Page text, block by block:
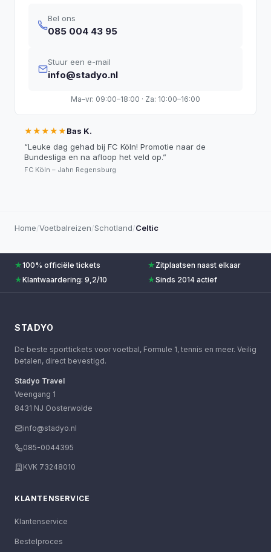
Bel ons
085 004 43 95
Stuur een e-mail
info@stadyo.nl
Ma–vr: 09:00–18:00 · Za: 10:00–16:00
★★★★★Bas K.
“Leuke dag gehad bij FC Köln! Promotie naar de
Bundesliga en na afloop het veld op.”
FC Köln – Jahn Regensburg
Home/Voetbalreizen/Schotland/Celtic
★100% officiële tickets ★ Zitplaatsen naast elkaar
★Klantwaardering: 9,2/10 ★Sinds 2014 actief
STADYO
De beste sporttickets voor voetbal, Formule 1, tennis en meer. Veilig
betalen, direct bevestigd.
Stadyo Travel
Veengang 1
8431 NJ Oosterwolde
info@stadyo.nl
085-0044395
KVK 73248010
KLANTENSERVICE
Klantenservice
Bestelproces